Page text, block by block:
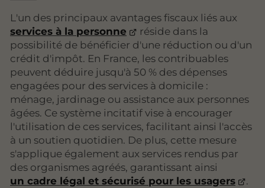
L'un des principaux avantages fiscaux liés aux
services à la personne
réside dans la
possibilité de bénéficier d'une réduction ou d'un
crédit d'impôt. En France, les contribuables
peuvent déduire jusqu'à 50 % des dépenses
engagées pour des services à domicile :
ménage, jardinage ou assistance aux personnes
âgées. Ce système incitatif vise à encourager
l'utilisation de ces services, facilitant ainsi l'accès
à un soutien quotidien. De plus, cette mesure
s'applique également aux services rendus par
des organismes agréés, garantissant ainsi
un cadre légal et sécurisé pour les usagers
.